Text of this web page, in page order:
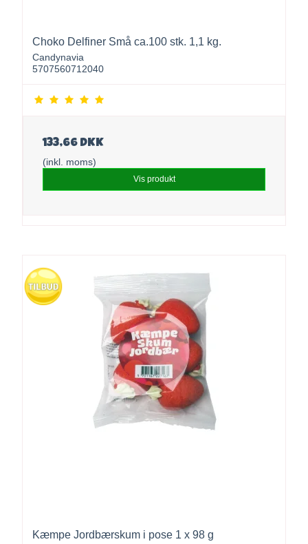
Choko Delfiner Små ca.100 stk. 1,1 kg.
Candynavia
5707560712040
133,66 DKK
(inkl. moms)
Vis produkt
Kæmpe Jordbærskum i pose 1 x 98 g